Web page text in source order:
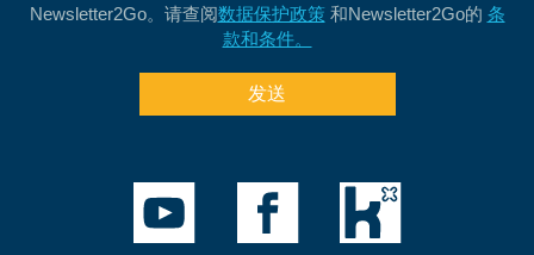
Newsletter2Go。请查阅数据保护政策和Newsletter2Go的 条
款和条件。
发送